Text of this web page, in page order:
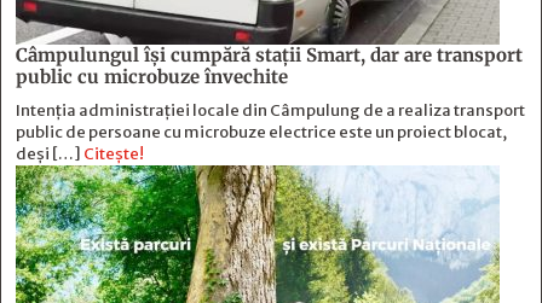
Câmpulungul îşi cumpără staţii Smart, dar are transport
public cu microbuze învechite
Intenția administrației locale din Câmpulung de a realiza transport
public de persoane cu microbuze electrice este un proiect blocat,
deși […] Citește!